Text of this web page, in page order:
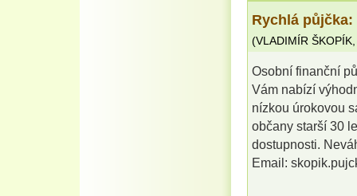
Rychlá
(VLADIMÍR ŠKOPÍK
Osobní finanční
Vám nabízí
nízkou úrokovou
občany starší 30
dostupnosti.
Email: